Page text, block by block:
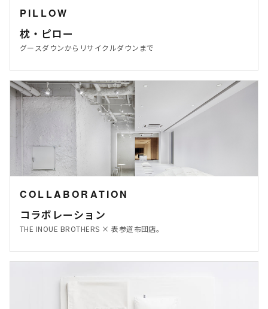
PILLOW
枕・ピロー
グースダウンからリサイクルダウンまで
COLLABORATION
コラボレーション
THE INOUE BROTHERS × 表参道布団店。